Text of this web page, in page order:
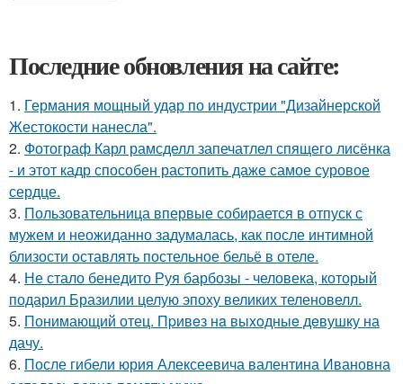
Последние обновления на сайте:
1. Германия мощный удар по индустрии "Дизайнерской
Жестокости нанесла".
2. Фотограф Карл рамсделл запечатлел спящего лисёнка
- и этот кадр способен растопить даже самое суровое
сердце.
3. Пользовательница впервые собирается в отпуск с
мужем и неожиданно задумалась, как после интимной
близости оставлять постельное бельё в отеле.
4. Не стало бенедито Руя барбозы - человека, который
подарил Бразилии целую эпоху великих теленовелл.
5. Понимающий отец. Пpивeз нa выxoдныe дeвушку на
дачу.
6. После гибели юрия Алексеевича валентина Ивановна